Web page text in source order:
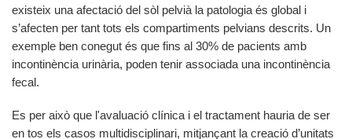
existeix una afectació del sòl pelvià la patologia és global i
s’afecten per tant tots els compartiments pelvians descrits. Un
exemple ben conegut és que fins al 30% de pacients amb
incontinència urinària, poden tenir associada una incontinència
fecal.
Es per això que l'avaluació clínica i el tractament hauria de ser
en tos els casos multidisciplinari, mitjançant la creació d’unitats